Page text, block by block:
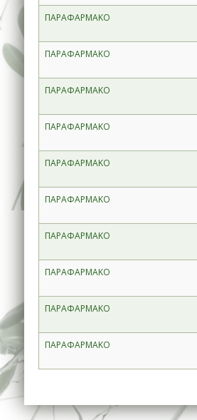
ΠΑΡΑΦΑΡΜΑΚΟ
ΠΑΡΑΦΑΡΜΑΚΟ
ΠΑΡΑΦΑΡΜΑΚΟ
ΠΑΡΑΦΑΡΜΑΚΟ
ΠΑΡΑΦΑΡΜΑΚΟ
ΠΑΡΑΦΑΡΜΑΚΟ
ΠΑΡΑΦΑΡΜΑΚΟ
ΠΑΡΑΦΑΡΜΑΚΟ
ΠΑΡΑΦΑΡΜΑΚΟ
ΠΑΡΑΦΑΡΜΑΚΟ